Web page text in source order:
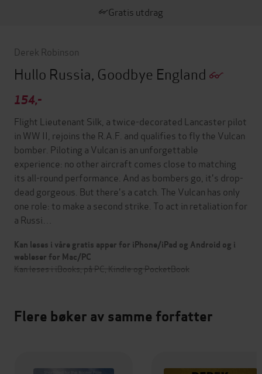
Gratis utdrag
Derek Robinson
Hullo Russia, Goodbye England
154,-
Flight Lieutenant Silk, a twice-decorated Lancaster pilot
in WW II, rejoins the R.A.F. and qualifies to fly the Vulcan
bomber. Piloting a Vulcan is an unforgettable
experience: no other aircraft comes close to matching
its all-round performance. And as bombers go, it's drop-
dead gorgeous. But there's a catch. The Vulcan has only
one role: to make a second strike. To act in retaliation for
a Russi…
Kan leses i våre gratis apper for iPhone/iPad og Android og i
webleser for Mac/PC
Kan leses i iBooks, på PC, Kindle og PocketBook
Flere bøker av samme forfatter